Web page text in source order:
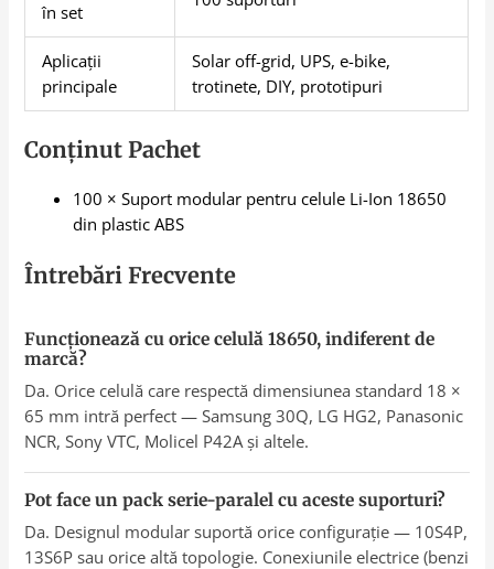
în set
Aplicații
principale
Solar off-grid, UPS, e-bike,
trotinete, DIY, prototipuri
Conținut Pachet
100 × Suport modular pentru celule Li-Ion 18650
din plastic ABS
Întrebări Frecvente
Funcționează cu orice celulă 18650, indiferent de
marcă?
Da. Orice celulă care respectă dimensiunea standard 18 ×
65 mm intră perfect — Samsung 30Q, LG HG2, Panasonic
NCR, Sony VTC, Molicel P42A și altele.
Pot face un pack serie-paralel cu aceste suporturi?
Da. Designul modular suportă orice configurație — 10S4P,
13S6P sau orice altă topologie. Conexiunile electrice (benzi